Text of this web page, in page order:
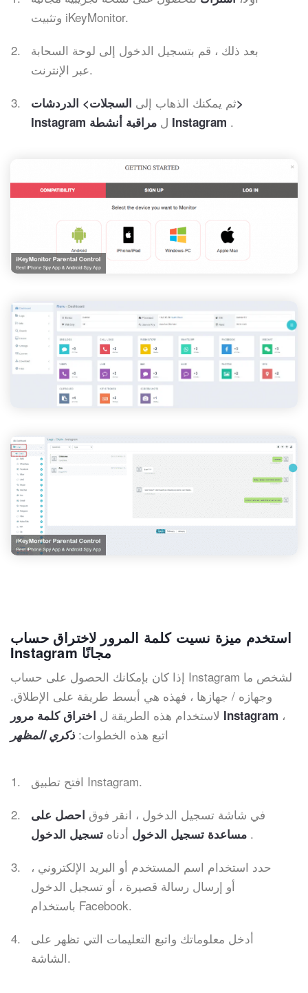
وتثبيت iKeyMonitor.
بعد ذلك ، قم بتسجيل الدخول إلى لوحة السحابة
عبر الإنترنت.
ثم يمكنك الذهاب إلى السجلات> الدردشات>
Instagram
ل مراقبة أنشطة Instagram .
استخدم ميزة نسيت كلمة المرور لاختراق حساب
Instagram مجانًا
إذا كان بإمكانك الحصول على حساب Instagram لشخص ما
وجهازه / جهازها ، فهذه هي أبسط طريقة على الإطلاق.
لاستخدام هذه الطريقة ل اختراق كلمة مرور Instagram ،
اتبع هذه الخطوات: ذكري المظهر
افتح تطبيق Instagram.
في شاشة تسجيل الدخول ، انقر فوق احصل على
مساعدة تسجيل الدخول أدناه تسجيل الدخول
.
حدد استخدام اسم المستخدم أو البريد الإلكتروني ،
أو إرسال رسالة قصيرة ، أو تسجيل الدخول
باستخدام Facebook.
أدخل معلوماتك واتبع التعليمات التي تظهر على
الشاشة.